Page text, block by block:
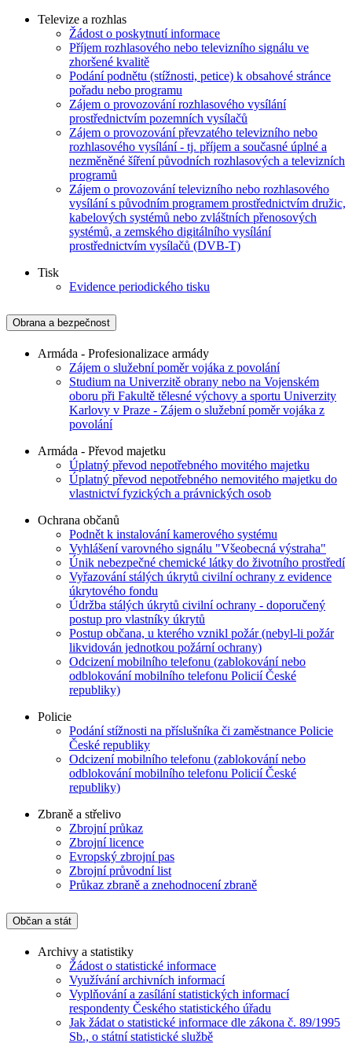
Televize a rozhlas
Žádost o poskytnutí informace
Příjem rozhlasového nebo televizního signálu ve
zhoršené kvalitě
Podání podnětu (stížnosti, petice) k obsahové stránce
pořadu nebo programu
Zájem o provozování rozhlasového vysílání
prostřednictvím pozemních vysílačů
Zájem o provozování převzatého televizního nebo
rozhlasového vysílání - tj. příjem a současné úplné a
nezměněné šíření původních rozhlasových a televizních
programů
Zájem o provozování televizního nebo rozhlasového
vysílání s původním programem prostřednictvím družic,
kabelových systémů nebo zvláštních přenosových
systémů, a zemského digitálního vysílání
prostřednictvím vysílačů (DVB-T)
Tisk
Evidence periodického tisku
Obrana a bezpečnost
Armáda - Profesionalizace armády
Zájem o služební poměr vojáka z povolání
Studium na Univerzitě obrany nebo na Vojenském
oboru při Fakultě tělesné výchovy a sportu Univerzity
Karlovy v Praze - Zájem o služební poměr vojáka z
povolání
Armáda - Převod majetku
Úplatný převod nepotřebného movitého majetku
Úplatný převod nepotřebného nemovitého majetku do
vlastnictví fyzických a právnických osob
Ochrana občanů
Podnět k instalování kamerového systému
Vyhlášení varovného signálu "Všeobecná výstraha"
Únik nebezpečné chemické látky do životního prostředí
Vyřazování stálých úkrytů civilní ochrany z evidence
úkrytového fondu
Údržba stálých úkrytů civilní ochrany - doporučený
postup pro vlastníky úkrytů
Postup občana, u kterého vznikl požár (nebyl-li požár
likvidován jednotkou požární ochrany)
Odcizení mobilního telefonu (zablokování nebo
odblokování mobilního telefonu Policií České
republiky)
Policie
Podání stížnosti na příslušníka či zaměstnance Policie
České republiky
Odcizení mobilního telefonu (zablokování nebo
odblokování mobilního telefonu Policií České
republiky)
Zbraně a střelivo
Zbrojní průkaz
Zbrojní licence
Evropský zbrojní pas
Zbrojní průvodní list
Průkaz zbraně a znehodnocení zbraně
Občan a stát
Archivy a statistiky
Žádost o statistické informace
Využívání archivních informací
Vyplňování a zasílání statistických informací
respondenty Českého statistického úřadu
Jak žádat o statistické informace dle zákona č. 89/1995
Sb., o státní statistické službě